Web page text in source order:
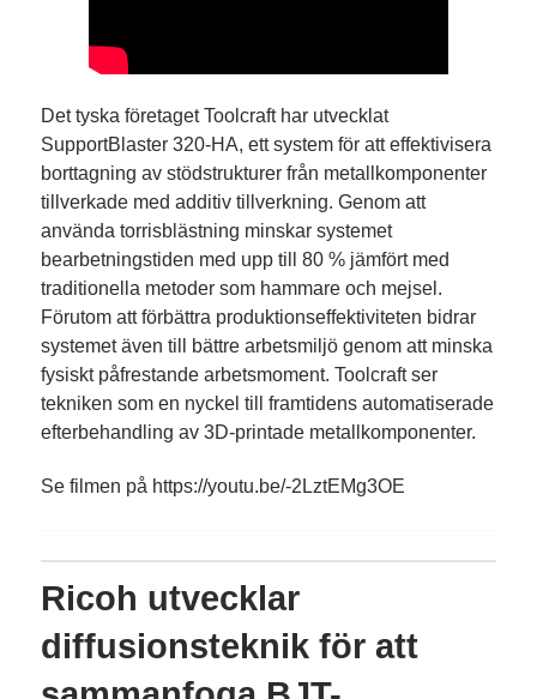
Det tyska företaget Toolcraft har utvecklat
SupportBlaster 320-HA, ett system för att effektivisera
borttagning av stödstrukturer från metallkomponenter
tillverkade med additiv tillverkning. Genom att
använda torrisblästning minskar systemet
bearbetningstiden med upp till 80 % jämfört med
traditionella metoder som hammare och mejsel.
Förutom att förbättra produktionseffektiviteten bidrar
systemet även till bättre arbetsmiljö genom att minska
fysiskt påfrestande arbetsmoment. Toolcraft ser
tekniken som en nyckel till framtidens automatiserade
efterbehandling av 3D-printade metallkomponenter.
Se filmen på https://youtu.be/-2LztEMg3OE
Ricoh utvecklar
diffusionsteknik för att